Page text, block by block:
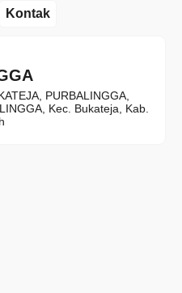
Kontak
PURBALINGGA,
Kec. Bukateja, Kab.